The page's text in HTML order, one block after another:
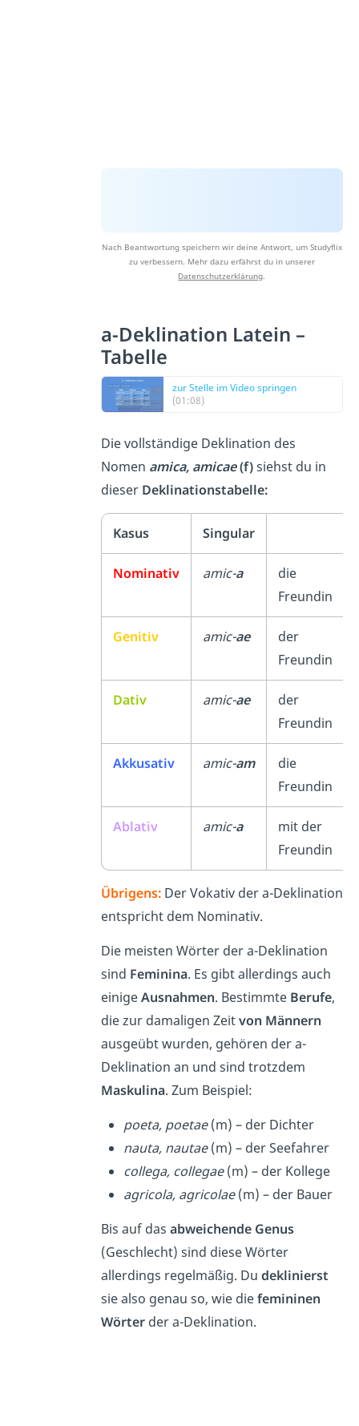
Nach Beantwortung speichern wir deine Antwort, um Studyflix
zu verbessern. Mehr dazu erfährst du in unserer
Datenschutzerklärung.
a-Deklination Latein –
Tabelle
zur Stelle im Video springen
(01:08)
Die vollständige Deklination des
Nomen amica, amicae(f)siehst du in
dieser Deklinationstabelle:
Kasus Singular
Nominativ amic-a
die
Freundin
Genitiv amic-ae
der
Freundin
Dativ amic-ae
der
Freundin
Akkusativ amic-am
die
Freundin
Ablativ amic-a
mit der
Freundin
Übrigens: Der Vokativ der a-Deklination
entspricht dem Nominativ.
Die meisten Wörter der a-Deklination
sind Feminina. Es gibt allerdings auch
einigeAusnahmen. Bestimmte Berufe,
die zur damaligen Zeitvon Männern
ausgeübt wurden, gehören der a-
Deklination an und sind trotzdem
Maskulina. Zum Beispiel:
poeta, poetae(m) – der Dichter
nauta, nautae(m) – der Seefahrer
collega, collegae(m) – der Kollege
agricola, agricolae(m) – der Bauer
Bis auf das abweichende Genus
(Geschlecht) sind diese Wörter
allerdings regelmäßig. Du deklinierst
sie also genau so, wie diefemininen
Wörterder a-Deklination.